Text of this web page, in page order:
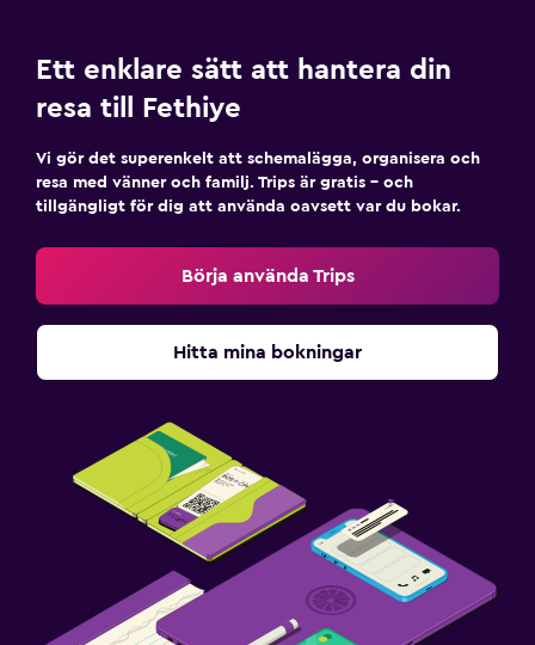
Ett enklare sätt att hantera din
resa till Fethiye
Vi gör det superenkelt att schemalägga, organisera och
resa med vänner och familj. Trips är gratis – och
tillgängligt för dig att använda oavsett var du bokar.
Börja använda Trips
Hitta mina bokningar